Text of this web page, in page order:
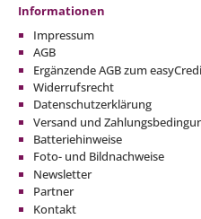
Informationen
Impressum
AGB
Ergänzende AGB zum
Widerrufsrecht
Datenschutzerklärung
Versand und
Batteriehinweise
Foto- und Bildnachweise
Newsletter
Partner
Kontakt